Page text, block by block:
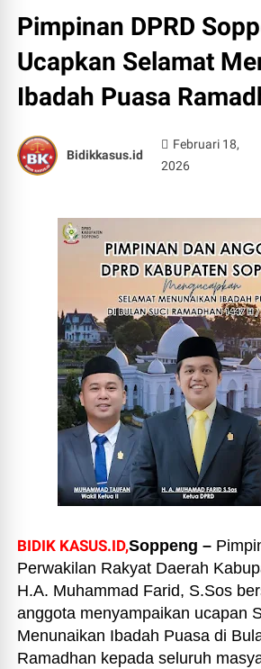
Pimpinan DPRD
Ucapkan Selamat
Ibadah Puasa
Bidikkasus.id
Februari 18,
2026
BIDIK KASUS.ID,Soppeng –
Perwakilan Rakyat Daerah
H.A. Muhammad Farid, S.Sos
anggota menyampaikan ucapan
Menunaikan Ibadah Puasa di
Ramadhan kepada seluruh